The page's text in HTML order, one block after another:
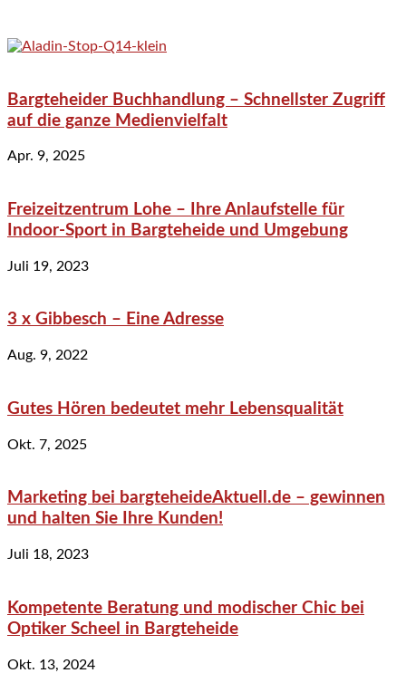
Bargteheider Buchhandlung – Schnellster Zugriff
auf die ganze Medienvielfalt
Apr. 9, 2025
Freizeitzentrum Lohe – Ihre Anlaufstelle für
Indoor-Sport in Bargteheide und Umgebung
Juli 19, 2023
3 x Gibbesch – Eine Adresse
Aug. 9, 2022
Gutes Hören bedeutet mehr Lebensqualität
Okt. 7, 2025
Marketing bei bargteheideAktuell.de – gewinnen
und halten Sie Ihre Kunden!
Juli 18, 2023
Kompetente Beratung und modischer Chic bei
Optiker Scheel in Bargteheide
Okt. 13, 2024